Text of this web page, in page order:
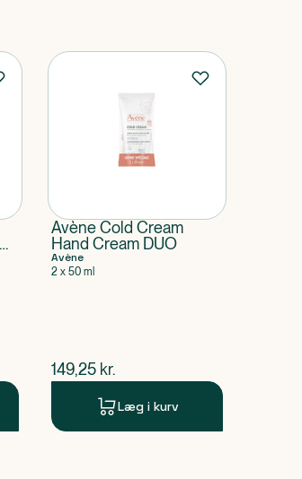
Avène Cold Cream
Hand Cream DUO
Avène
2 x 50 ml
$nuværende pris
149,25 kr.
Læg i kurv